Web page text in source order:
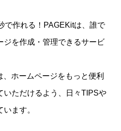
で作れる！PAGEKitは、誰で
ジを作成・管理できるサービ
ホームページをもっと便利
いただけるよう、日々TIPSや
ます。